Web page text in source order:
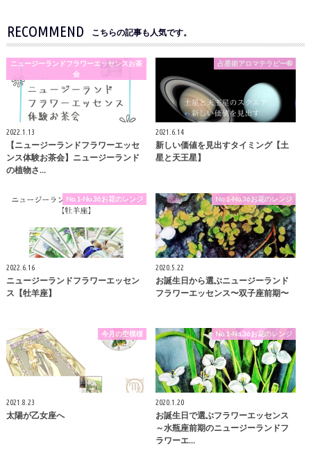
RECOMMEND こちらの記事も人気です。
ニュージーランドフラワーエッセンスお茶
会
2022.1.13
【ニュージーランドフラワーエッセ
ンス体験お茶会】ニュージーランド
の植物さ…
占星術アロマテラピー®
2021.6.14
新しい価値を見出すタイミング【土
星と天王星】
No.1-No.36お花のレンジ
2022.6.16
ニュージーランドフラワーエッセン
ス【牡羊座】
No.1-No.36お花のレンジ
2020.5.22
お誕生日から選ぶニュージーランド
フラワーエッセンス〜双子座前期〜
今月の空模様
2021.8.23
太陽が乙女座へ
No.1-No.36お花のレンジ
2020.1.20
お誕生日で選ぶフラワーエッセンス
～水瓶座前期のニュージーランドフ
ラワーエ…